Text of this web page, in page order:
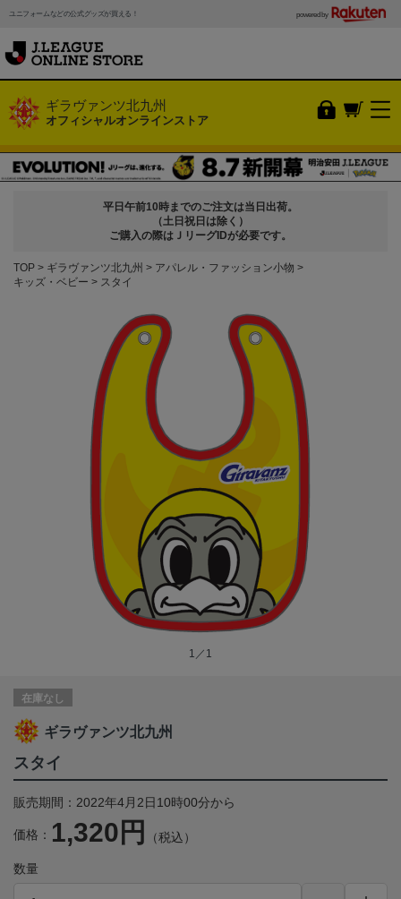
ユニフォームなどの公式グッズが買える！ powered by
ギラヴァンツ北九州
オフィシャルオンラインストア
平日午前10時までのご注文は当日出荷。
（土日祝日は除く）
ご購入の際はＪリーグIDが必要です。
TOP ギラヴァンツ北九州
アパレル・ファッション小物
キッズ・ベビー
スタイ
1／1
在庫なし
ギラヴァンツ北九州
スタイ
販売期間：2022年4月2日10時00分から
価格： 1,320円 （税込）
数量